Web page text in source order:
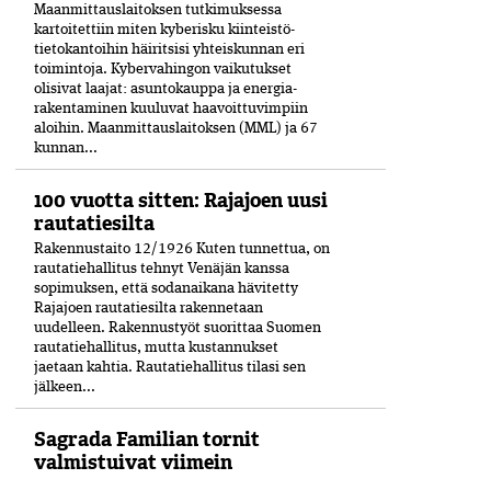
Maanmittauslaitoksen tutkimuksessa
kartoitettiin miten kyberisku kiinteistö­
tietokantoihin häiritsisi yhteiskunnan eri
toimintoja. Kyber­vahingon vaikutukset
olisivat laajat: asuntokauppa ja energia­
rakentaminen kuuluvat haavoittuvimpiin
aloihin. Maanmittauslaitoksen (MML) ja 67
kunnan...
100 vuotta sitten: Rajajoen uusi
rautatiesilta
Rakennustaito 12/1926 Kuten tunnettua, on
rautatiehallitus tehnyt Venäjän kanssa
sopimuksen, että sodanaikana hävitetty
Rajajoen rautatiesilta rakennetaan
uudelleen. Rakennustyöt suorittaa Suomen
rautatiehallitus, mutta kustannukset
jaetaan kahtia. Rautatiehallitus tilasi sen
jälkeen...
Sagrada Familian tornit
valmistuivat viimein